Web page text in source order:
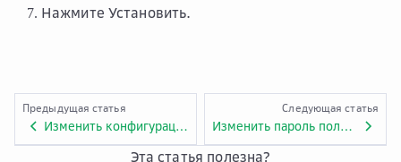
Нажмите Установить.
Предыдущая статья
Изменить конфигурацию виртуальной машины
Следующая статья
Изменить пароль пользователя виртуальной машины
Эта статья полезна?